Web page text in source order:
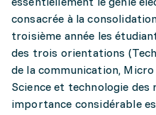
consacrée à la
troisième année les
des trois orientations
de la communication,
Science et technologie des
importance considérable